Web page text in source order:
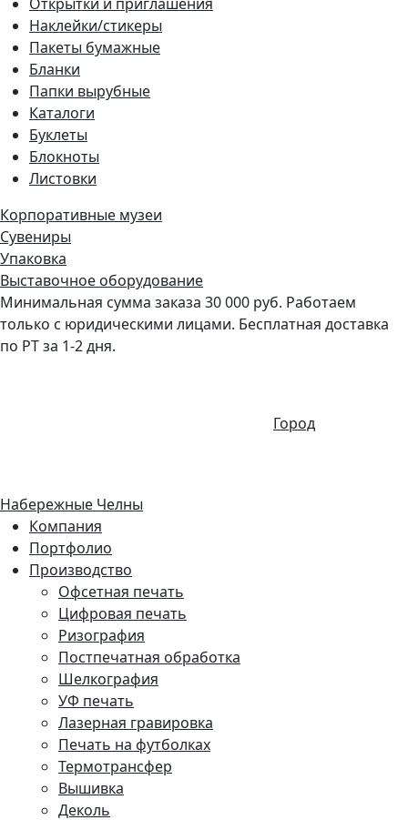
Наклейки/стикеры
Пакеты бумажные
Бланки
Папки вырубные
Каталоги
Буклеты
Блокноты
Листовки
Корпоративные музеи
Сувениры
Упаковка
Выставочное оборудование
Минимальная сумма заказа 30 000 руб. Работаем
только с юридическими лицами. Бесплатная доставка
по РТ за 1-2 дня.
Город
Набережные Челны
Компания
Портфолио
Производство
Офсетная печать
Цифровая печать
Ризография
Постпечатная обработка
Шелкография
УФ печать
Лазерная гравировка
Печать на футболках
Термотрансфер
Вышивка
Деколь